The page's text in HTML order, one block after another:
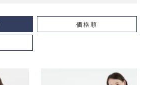
価格順